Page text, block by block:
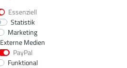
Essenziell
Statistik
Marketing
Externe Medien
PayPal
Funktional